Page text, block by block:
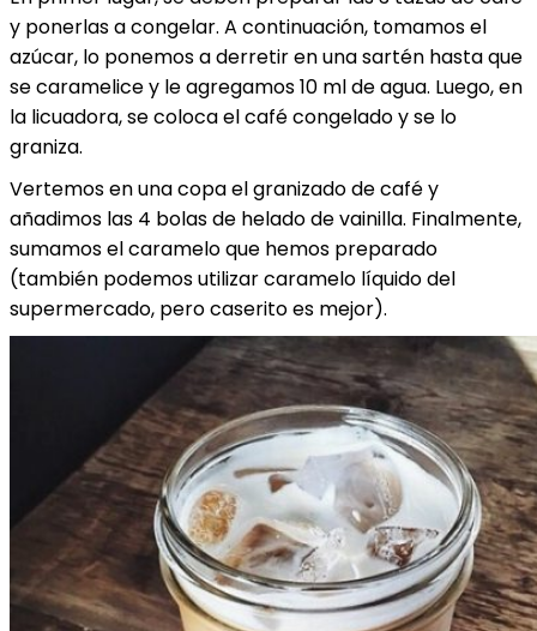
y ponerlas a congelar. A continuación, tomamos el
azúcar, lo ponemos a derretir en una sartén hasta que
se caramelice y le agregamos 10 ml de agua. Luego, en
la licuadora, se coloca el café congelado y se lo
graniza.
Vertemos en una copa el granizado de café y
añadimos las 4 bolas de helado de vainilla. Finalmente,
sumamos el caramelo que hemos preparado
(también podemos utilizar caramelo líquido del
supermercado, pero caserito es mejor).